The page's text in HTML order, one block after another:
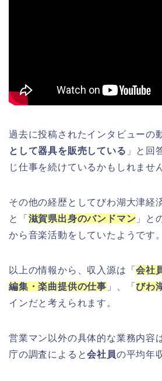
過去に投稿されたインタビューの
として器具を販売している 」と回
じ仕事を続けているかもしれませ
その他の経歴としてびわ湖大津経
と「 滋賀県出身のバンドマン 」と
から音楽活動をしていたようです。
以上の情報から、収入源は「会社
編集・楽曲提供の仕事 」、「びわ
インだと考えられます。
営業マン以外の具体的な業務内容
庁の調査によると会社員の平均年